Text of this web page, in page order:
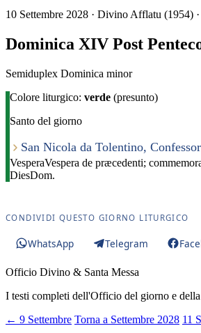
10 Settembre 2028 · Divino Afflatu (1954)
Dominica XIV Post
Semiduplex Dominica minor
Colore liturgico: verde (presunto)
Santo del giorno
San Nicola da Tolentino,
VesperaVespera de præcedenti;
DiesDom.
CONDIVIDI QUESTO GIORNO LITURGICO
WhatsApp Telegram
Officio Divino & Santa Messa
I testi completi dell'Officio del giorno e
← 9 Settembre Torna a Settembre 2028 11